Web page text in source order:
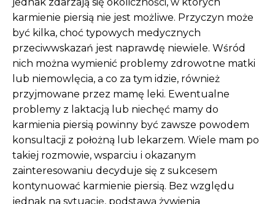
karmienie piersią nie jest możliwe. Przyczyn może
być kilka, choć typowych medycznych
przeciwwskazań jest naprawdę niewiele. Wśród
nich można wymienić problemy zdrowotne matki
lub niemowlęcia, a co za tym idzie, również
przyjmowane przez mamę leki. Ewentualne
problemy z laktacją lub niechęć mamy do
karmienia piersią powinny być zawsze powodem
konsultacji z położną lub lekarzem. Wiele mam po
takiej rozmowie, wsparciu i okazanym
zainteresowaniu decyduje się z sukcesem
kontynuować karmienie piersią. Bez względu
jednak na sytuację, podstawą żywienia